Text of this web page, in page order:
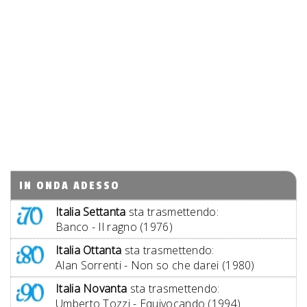
IN ONDA ADESSO
Italia Settanta sta trasmettendo:
Banco - Il ragno (1976)
Italia Ottanta sta trasmettendo:
Alan Sorrenti - Non so che darei (1980)
Italia Novanta sta trasmettendo:
Umberto Tozzi - Equivocando (1994)